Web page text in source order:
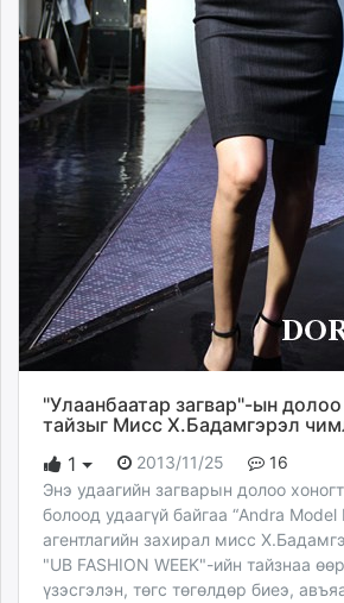
"Улаанбаатар загвар"-ын
тайзыг Мисс Х.Бадамгэрэл
1
2013/11/25
16
Энэ удаагийн загварын долоо
болоод удаагүй байгаа “Andra Model
агентлагийн захирал мисс
"UB FASHION WEEK"-ийн тайзнаа
үзэсгэлэн, төгс төгөлдөр биеэ,